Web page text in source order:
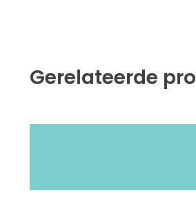
Gerelateerde